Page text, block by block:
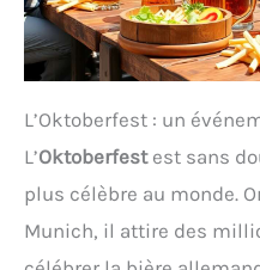
L’Oktoberfest : un
L’Oktoberfestest sans
plus célèbre au monde.
Munich, il attire des